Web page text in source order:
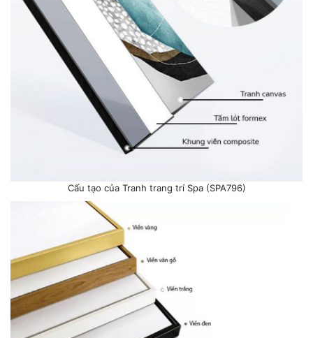
Cấu tạo của Tranh trang trí Spa (SPA796)